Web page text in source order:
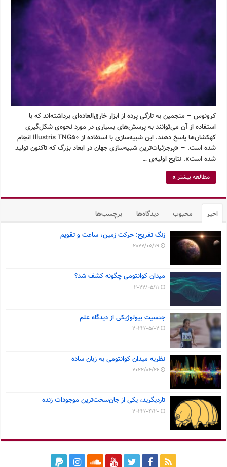
کرونوس – منجمین به تازگی پرده از ابزار خارق‌العاده‌ای برداشته‌اند که با
استفاده از آن می‌توانند به پرسش‌های بسیاری در مورد نحوه‌ی شکل‌گیری
کهکشان‌ها پاسخ دهند. این شبیه‌سازی با استفاده از Illustris TNG50 انجام
شده است. – «پرجزئیات‌ترین شبیه‌سازی جهان در ابعاد بزرگ که تاکنون تولید
شده است». نتایج اولیه‌ی …
مطالعه بیشتر »
اخیر محبوب دیدگاه‌ها برچسب‌ها
زنگ تفریح: حرکت زمین، ساعت و تقویم
2022/05/19
میدان کوانتومی چگونه کشف شد؟
2022/05/11
جنسیت بیولوژیکی از دیدگاه علم
2022/05/02
نظریه میدان کوانتومی به زبان ساده
2022/04/26
تاردیگرید، یکی از جان‌سخت‌ترین موجودات زنده
2022/04/20